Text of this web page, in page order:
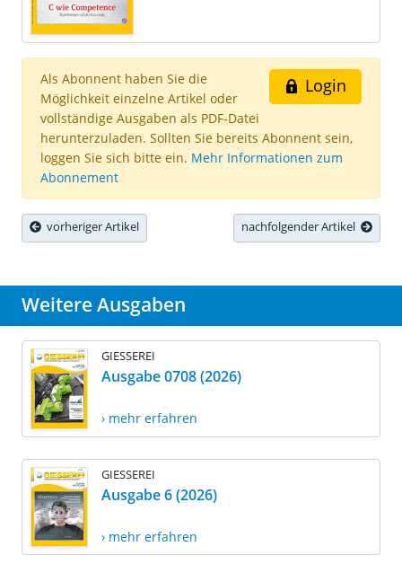
Login
Als Abonnent haben Sie die
Möglichkeit einzelne Artikel oder
vollständige Ausgaben als PDF-Datei
herunterzuladen. Sollten Sie bereits Abonnent sein,
loggen Sie sich bitte ein. Mehr Informationen zum
Abonnement
vorheriger Artikel nachfolgender Artikel
Weitere Ausgaben
GIESSEREI
Ausgabe 0708 (2026)
› mehr erfahren
GIESSEREI
Ausgabe 6 (2026)
› mehr erfahren